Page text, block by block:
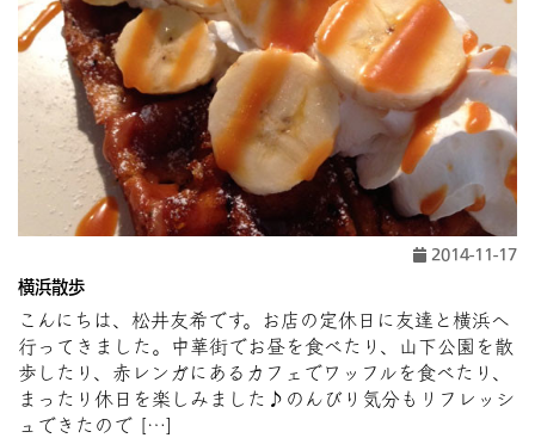
2014-11-17
横浜散歩
こんにちは、松井友希です。お店の定休日に友達と横浜へ
行ってきました。中華街でお昼を食べたり、山下公園を散
歩したり、赤レンガにあるカフェでワッフルを食べたり、
まったり休日を楽しみました♪のんびり気分もリフレッシ
ュできたので […]